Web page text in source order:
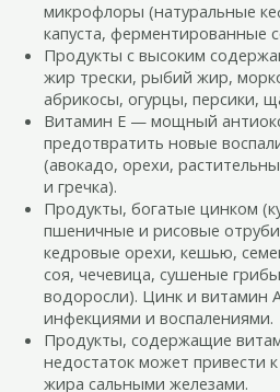
микрофлоры (натуральные
капуста, ферментированные
Продукты с высоким
жир трески, рыбий жир,
абрикосы, огурцы, персики,
Витамин Е — мощный
предотвратить новые
(авокадо, орехи,
и гречка).
Продукты, богатые цинком
пшеничные и рисовые
кедровые орехи, кешью,
соя, чечевица, сушеные
водоросли). Цинк и витамин
инфекциями и воспалениями.
Продукты, содержащие
недостаток может привести
жира сальными железами.